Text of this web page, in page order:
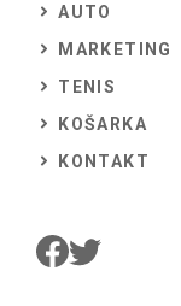
AUTO
MARKETING
TENIS
KOŠARKA
KONTAKT